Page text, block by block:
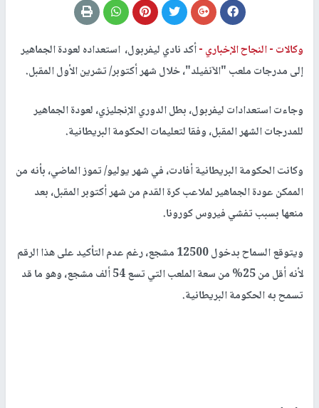
وكالات -النجاح الإخباري -أكد نادي ليفربول، استعداده لعودة الجماهير
إلى مدرجات ملعب "الآنفيلد"، خلال شهر أكتوبر/ تشرين الأول المقبل.
وجاءت استعدادات ليفربول، بطل الدوري الإنجليزي، لعودة الجماهير
للمدرجات الشهر المقبل، وفقا لتعليمات الحكومة البريطانية.
وكانت الحكومة البريطانية أفادت، في شهر يوليو/ تموز الماضي، بأنه من
الممكن عودة الجماهير لملاعب كرة القدم من شهر أكتوبر المقبل، بعد
منعها بسبب تفشي فيروس كورونا.
ويتوقع السماح بدخول 12500 مشجع، رغم عدم التأكيد على هذا الرقم
لأنه أقل من 25% من سعة الملعب التي تسع 54 ألف مشجع، وهو ما قد
تسمح به الحكومة البريطانية.